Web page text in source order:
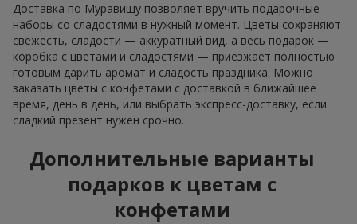
Доставка по Муравищу позволяет вручить подарочные
наборы со сладостями в нужный момент. Цветы сохраняют
свежесть, сладости — аккуратный вид, а весь подарок —
коробка с цветами и сладостями — приезжает полностью
готовым дарить аромат и сладость праздника. Можно
заказать цветы с конфетами с доставкой в ближайшее
время, день в день, или выбрать экспресс-доставку, если
сладкий презент нужен срочно.
Дополнительные варианты
подарков к цветам с
конфетами